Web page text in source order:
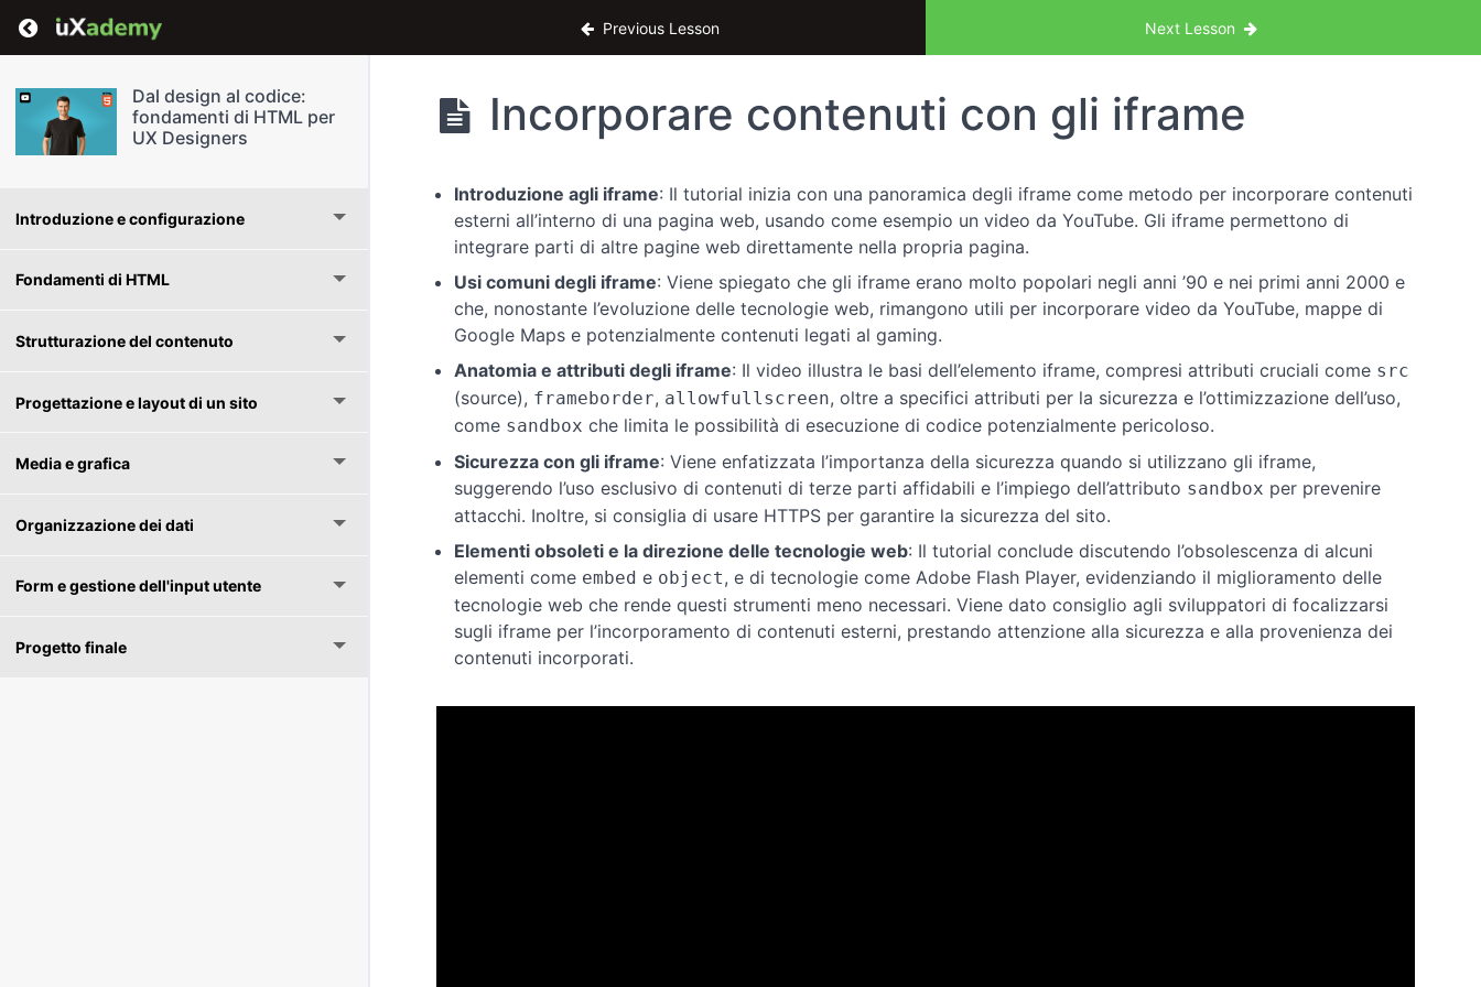
Return to course: Dal design al codice: fondamenti di HTML per UX Designers
Previous Lesson Next Lesson
Dal design al codice:
fondamenti di HTML per
UX Designers
Introduzione e configurazione
Fondamenti di HTML
Strutturazione del contenuto
Progettazione e layout di un sito
Media e grafica
Organizzazione dei dati
Form e gestione dell'input utente
Progetto finale
Incorporare contenuti con gli iframe
Introduzione agli iframe: Il tutorial inizia con una panoramica degli iframe come metodo per incorporare contenuti
esterni all’interno di una pagina web, usando come esempio un video da YouTube. Gli iframe permettono di
integrare parti di altre pagine web direttamente nella propria pagina.
Usi comuni degli iframe: Viene spiegato che gli iframe erano molto popolari negli anni ’90 e nei primi anni 2000 e
che, nonostante l’evoluzione delle tecnologie web, rimangono utili per incorporare video da YouTube, mappe di
Google Maps e potenzialmente contenuti legati al gaming.
Anatomia e attributi degli iframe: Il video illustra le basi dell’elemento iframe, compresi attributi cruciali come src
(source), frameborder, allowfullscreen, oltre a specifici attributi per la sicurezza e l’ottimizzazione dell’uso,
come sandbox che limita le possibilità di esecuzione di codice potenzialmente pericoloso.
Sicurezza con gli iframe: Viene enfatizzata l’importanza della sicurezza quando si utilizzano gli iframe,
suggerendo l’uso esclusivo di contenuti di terze parti affidabili e l’impiego dell’attributo sandbox per prevenire
attacchi. Inoltre, si consiglia di usare HTTPS per garantire la sicurezza del sito.
Elementi obsoleti e la direzione delle tecnologie web: Il tutorial conclude discutendo l’obsolescenza di alcuni
elementi come embed e object, e di tecnologie come Adobe Flash Player, evidenziando il miglioramento delle
tecnologie web che rende questi strumenti meno necessari. Viene dato consiglio agli sviluppatori di focalizzarsi
sugli iframe per l’incorporamento di contenuti esterni, prestando attenzione alla sicurezza e alla provenienza dei
contenuti incorporati.